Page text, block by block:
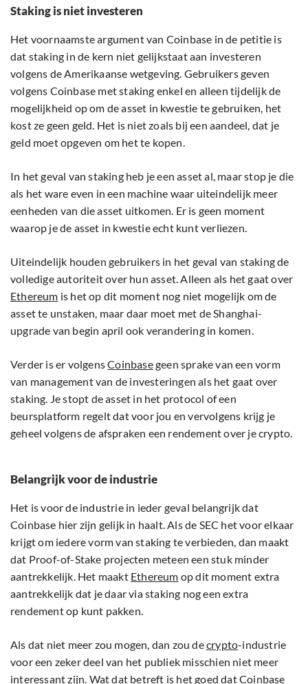
Staking is niet investeren
Het voornaamste argument van Coinbase in de petitie is
dat staking in de kern niet gelijkstaat aan investeren
volgens de Amerikaanse wetgeving. Gebruikers geven
volgens Coinbase met staking enkel en alleen tijdelijk de
mogelijkheid op om de asset in kwestie te gebruiken, het
kost ze geen geld. Het is niet zoals bij een aandeel, dat je
geld moet opgeven om het te kopen.
In het geval van staking heb je een asset al, maar stop je die
als het ware even in een machine waar uiteindelijk meer
eenheden van die asset uitkomen. Er is geen moment
waarop je de asset in kwestie echt kunt verliezen.
Uiteindelijk houden gebruikers in het geval van staking de
volledige autoriteit over hun asset. Alleen als het gaat over
Ethereum is het op dit moment nog niet mogelijk om de
asset te unstaken, maar daar moet met de Shanghai-
upgrade van begin april ook verandering in komen.
Verder is er volgensCoinbasegeen sprake van een vorm
van management van de investeringen als het gaat over
staking. Je stopt de asset in het protocol of een
beursplatform regelt dat voor jou en vervolgens krijg je
geheel volgens de afspraken een rendement over je crypto.
Belangrijk voor de industrie
Het is voor de industrie in ieder geval belangrijk dat
Coinbase hier zijn gelijk in haalt. Als de SEC het voor elkaar
krijgt om iedere vorm van staking te verbieden, dan maakt
dat Proof-of-Stake projecten meteen een stuk minder
aantrekkelijk. Het maakt Ethereum op dit moment extra
aantrekkelijk dat je daar via staking nog een extra
rendement op kunt pakken.
Als dat niet meer zou mogen, dan zou decrypto-industrie
voor een zeker deel van het publiek misschien niet meer
interessant zijn. Wat dat betreft is het goed dat Coinbase